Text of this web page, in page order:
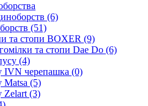
(6)
(51)
та стопи BOXER (9)
та стопи Dae Do (6)
(4)
IVN черепашка (0)
Matsa (5)
Zelart (3)